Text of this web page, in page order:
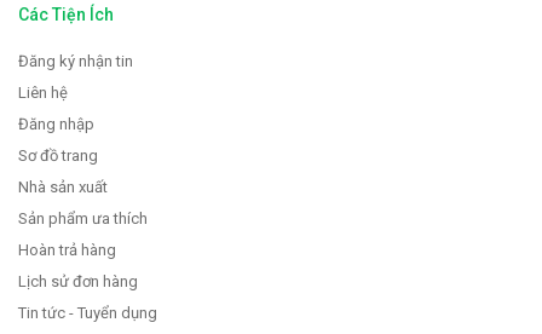
Các Tiện Ích
Đăng ký nhận tin
Liên hệ
Đăng nhập
Sơ đồ trang
Nhà sản xuất
Sản phẩm ưa thích
Hoàn trả hàng
Lịch sử đơn hàng
Tin tức - Tuyển dụng